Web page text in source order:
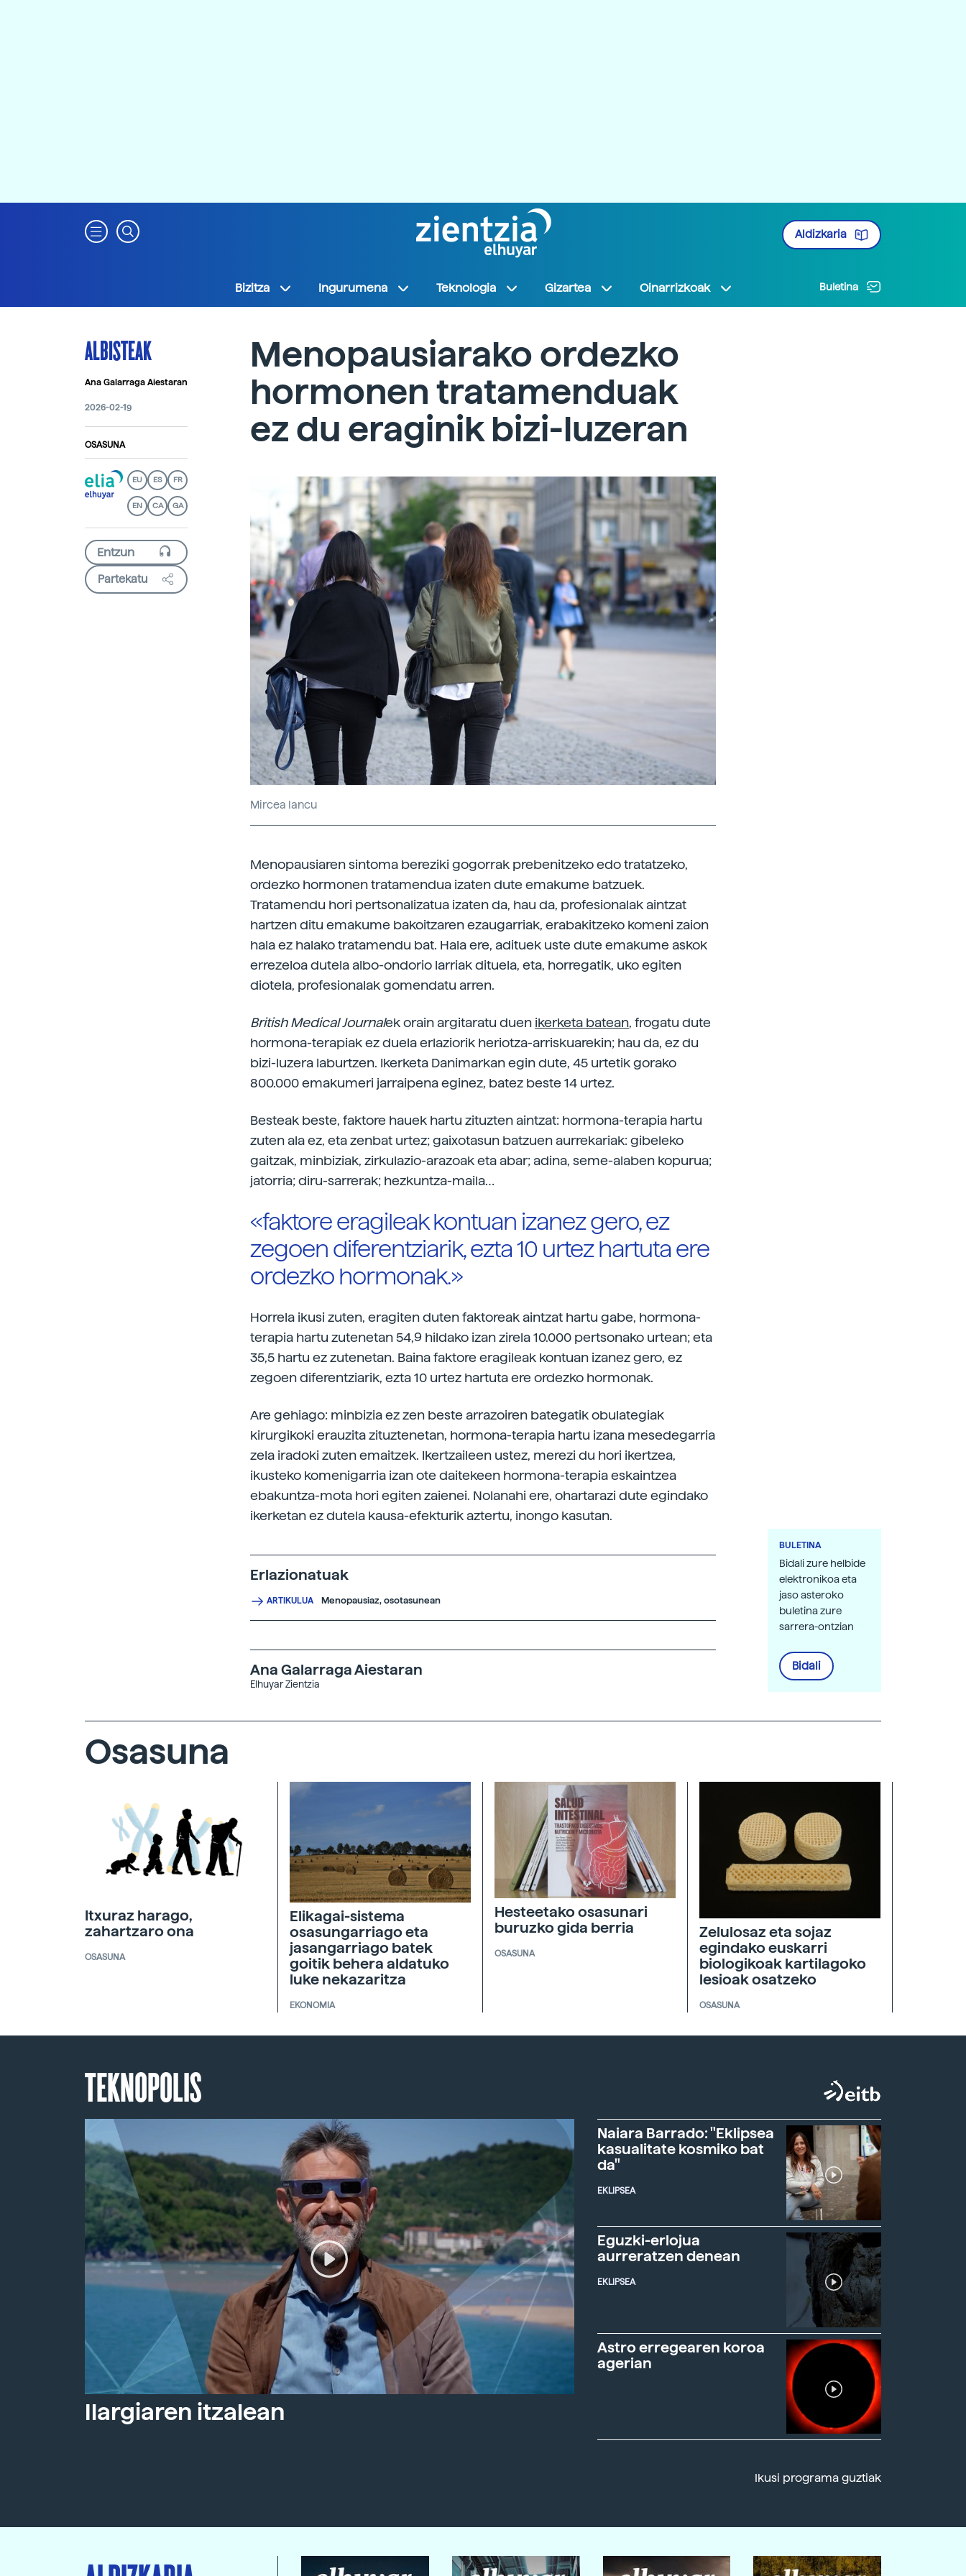
Aldizkaria
Bizitza Ingurumena Teknologia Gizartea Oinarrizkoak Buletina
ALBISTEAK
Ana Galarraga Aiestaran
2026-02-19
OSASUNA
EU ES FR
EN CA GA
Partekatu
Menopausiarako ordezko
hormonen tratamenduak
ez du eraginik bizi-luzeran
Mircea Iancu
Menopausiaren sintoma bereziki gogorrak prebenitzeko edo tratatzeko,
ordezko hormonen tratamendua izaten dute emakume batzuek.
Tratamendu hori pertsonalizatua izaten da, hau da, profesionalak aintzat
hartzen ditu emakume bakoitzaren ezaugarriak, erabakitzeko komeni zaion
hala ez halako tratamendu bat. Hala ere, adituek uste dute emakume askok
errezeloa dutela albo-ondorio larriak dituela, eta, horregatik, uko egiten
diotela, profesionalak gomendatu arren.
British Medical Journalek orain argitaratu duen ikerketa batean, frogatu dute
hormona-terapiak ez duela erlaziorik heriotza-arriskuarekin; hau da, ez du
bizi-luzera laburtzen. Ikerketa Danimarkan egin dute, 45 urtetik gorako
800.000 emakumeri jarraipena eginez, batez beste 14 urtez.
Besteak beste, faktore hauek hartu zituzten aintzat: hormona-terapia hartu
zuten ala ez, eta zenbat urtez; gaixotasun batzuen aurrekariak: gibeleko
gaitzak, minbiziak, zirkulazio-arazoak eta abar; adina, seme-alaben kopurua;
jatorria; diru-sarrerak; hezkuntza-maila…
«faktore eragileak kontuan izanez gero, ez
zegoen diferentziarik, ezta 10 urtez hartuta ere
ordezko hormonak.»
Horrela ikusi zuten, eragiten duten faktoreak aintzat hartu gabe, hormona-
terapia hartu zutenetan 54,9 hildako izan zirela 10.000 pertsonako urtean; eta
35,5 hartu ez zutenetan. Baina faktore eragileak kontuan izanez gero, ez
zegoen diferentziarik, ezta 10 urtez hartuta ere ordezko hormonak.
Are gehiago: minbizia ez zen beste arrazoiren bategatik obulategiak
kirurgikoki erauzita zituztenetan, hormona-terapia hartu izana mesedegarria
zela iradoki zuten emaitzek. Ikertzaileen ustez, merezi du hori ikertzea,
ikusteko komenigarria izan ote daitekeen hormona-terapia eskaintzea
ebakuntza-mota hori egiten zaienei. Nolanahi ere, ohartarazi dute egindako
ikerketan ez dutela kausa-efekturik aztertu, inongo kasutan.
Erlazionatuak
ARTIKULUA Menopausiaz, osotasunean
Ana Galarraga Aiestaran
Elhuyar Zientzia
BULETINA
Bidali zure helbide
elektronikoa eta
jaso asteroko
buletina zure
sarrera-ontzian
Bidali
Osasuna
Itxuraz harago,
zahartzaro ona
OSASUNA
Elikagai-sistema
osasungarriago eta
jasangarriago batek
goitik behera aldatuko
luke nekazaritza
EKONOMIA
Hesteetako osasunari
buruzko gida berria
OSASUNA
Zelulosaz eta sojaz
egindako euskarri
biologikoak kartilagoko
lesioak osatzeko
OSASUNA
TEKNOPOLIS
Ilargiaren itzalean
Naiara Barrado: "Eklipsea
kasualitate kosmiko bat
da"
EKLIPSEA
Eguzki-erlojua
aurreratzen denean
EKLIPSEA
Astro erregearen koroa
agerian
Ikusi programa guztiak